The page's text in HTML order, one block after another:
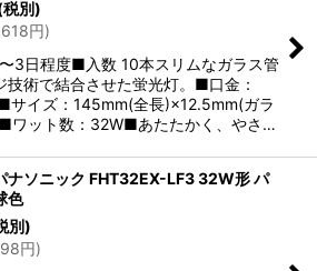
税別)
円)
3日程度■入数 10本スリムなガラス管
技術で結合させた蛍光灯。■口金：
イズ：145mm(全長)×12.5mm(ガラ
ワット数：32W■あたたかく、やさ…
ナソニック FHT32EX-LF3 32W形 パ
色
別)
円)